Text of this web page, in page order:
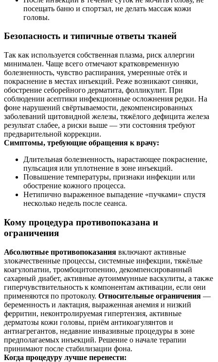
посещать баню и спортзал, не делать массаж кожи
головы.
Безопасность и типичные ответы тканей
Так как используется собственная плазма, риск аллергии
минимален. Чаще всего отмечают кратковременную
болезненность, чувство распирания, умеренные отёк и
покраснение в местах инъекций. Реже возникают синяки,
обострение себорейного дерматита, фолликулит. При
соблюдении асептики инфекционные осложнения редки. На
фоне нарушений свёртываемости, декомпенсированных
заболеваний щитовидной железы, тяжёлого дефицита железа
результат слабее, а риски выше — эти состояния требуют
предварительной коррекции.
Симптомы, требующие обращения к врачу:
Длительная болезненность, нарастающее покраснение,
пульсация или уплотнение в зоне инъекций.
Повышение температуры, признаки инфекции или
обострение кожного процесса.
Нетипично выраженное выпадение «пучками» спустя
несколько недель после сеанса.
Кому процедура противопоказана и
ограничения
Абсолютные противопоказания включают активные
злокачественные процессы, системные инфекции, тяжёлые
коагулопатии, тромбоцитопению, декомпенсированный
сахарный диабет, активные аутоиммунные васкулиты, а также
гиперчувствительность к компонентам активации, если они
применяются по протоколу. Относительные ограничения —
беременность и лактация, выраженная анемия и низкий
ферритин, неконтролируемая гипертензия, активные
дерматозы кожи головы, приём антикоагулянтов и
антиагрегантов, недавние инвазивные процедуры в зоне
предполагаемых инъекций. Решение о начале терапии
принимают после стабилизации фона.
Когда процедуру лучше перенести: